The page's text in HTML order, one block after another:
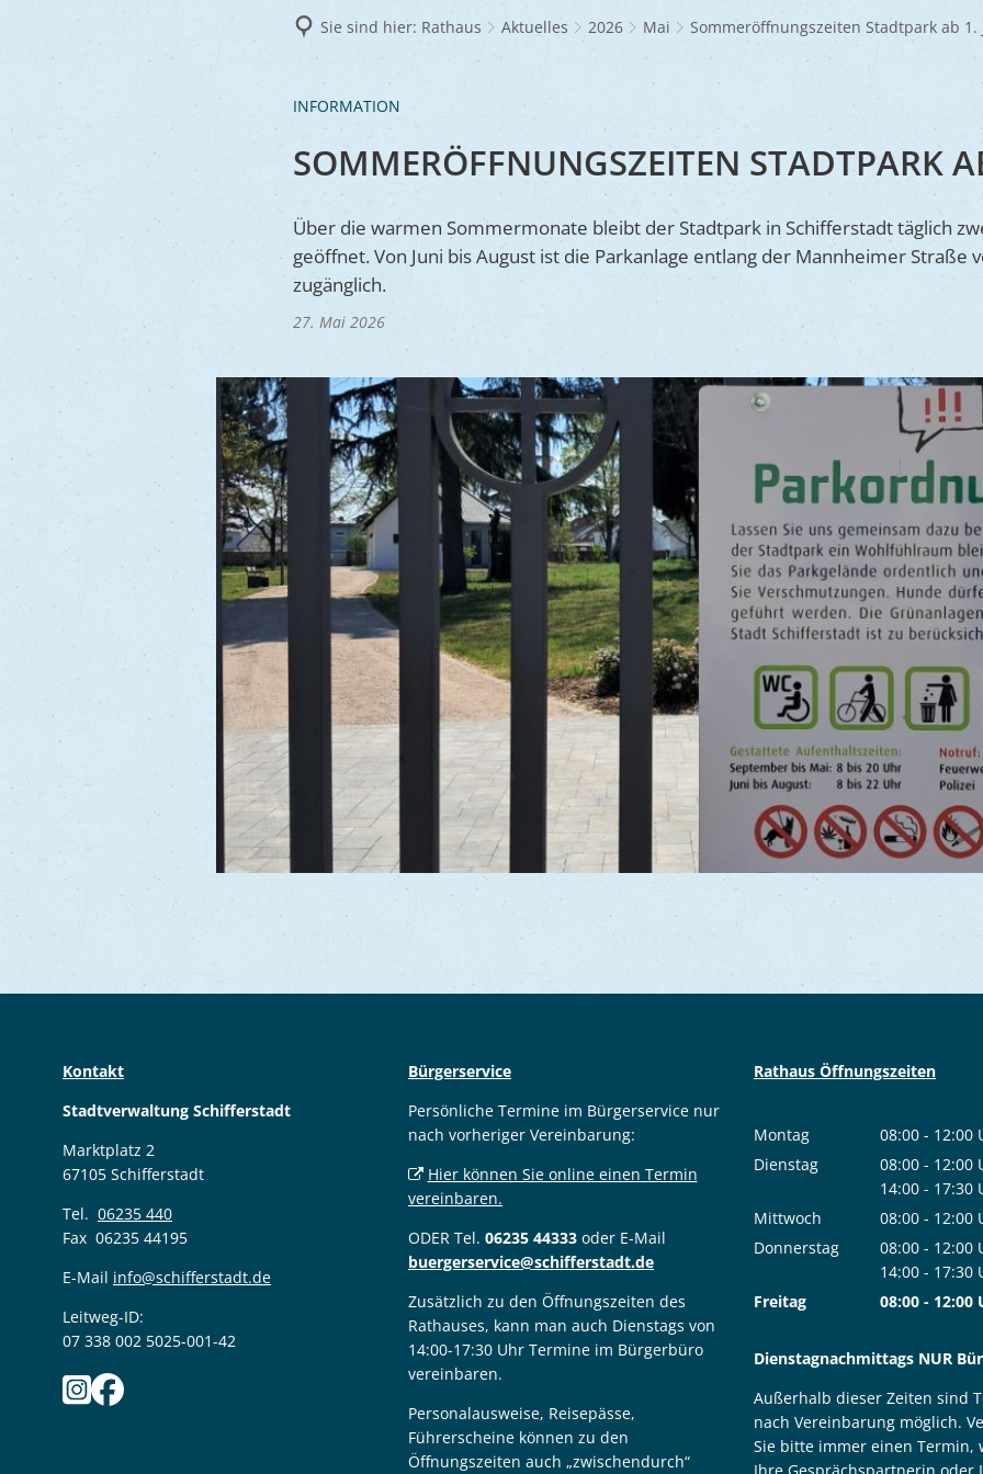
Zucht- und Tierschutz
Laden
Frühlingsmarkt
Kunsthandwerkermarkt
Ukraine Wir als Arbeitgeber
Sie sind hier: Rathaus Aktuelles 2026 Mai Sommeröffnungszeiten Stadtpark ab 1.
INFORMATION
SOMMERÖFFNUNGSZEITEN STADTPARK
Über die warmen Sommermonate bleibt der Stadtpark in Schifferstadt täglich
geöffnet. Von Juni bis August ist die Parkanlage entlang der Mannheimer Straße
zugänglich.
27. Mai 2026
Kontakt
Stadtverwaltung Schifferstadt
Marktplatz 2
67105 Schifferstadt
Tel. 06235 440
Fax 06235 44195
E-Mail info@schifferstadt.de
Leitweg-ID:
07 338 002 5025-001-42
Bürgerservice
Persönliche Termine im Bürgerservice nur
nach vorheriger Vereinbarung:
Hier können Sie online einen Termin
vereinbaren.
ODER Tel. 06235 44333 oder E-Mail
buergerservice@schifferstadt.de
Zusätzlich zu den Öffnungszeiten des
Rathauses, kann man auch Dienstags von
14:00-17:30 Uhr Termine im Bürgerbüro
vereinbaren.
Personalausweise, Reisepässe,
Führerscheine können zu den
Öffnungszeiten auch „zwischendurch“
Rathaus Öffnungszeiten
Montag 08:00 - 12:00
Von 08:00 bis
Dienstag 08:00 - 12:00
Von 08:00 bis
14:00 - 17:30
Von 14:00 bis
Mittwoch 08:00 - 12:00
Von 08:00 bis
Donnerstag 08:00 - 12:00
Von 08:00 bis
14:00 - 17:30
Von 14:00 bis
Freitag 08:00 - 12:00
Dienstagnachmittags NUR
Außerhalb dieser Zeiten sind
nach Vereinbarung möglich.
Sie bitte immer einen Termin,